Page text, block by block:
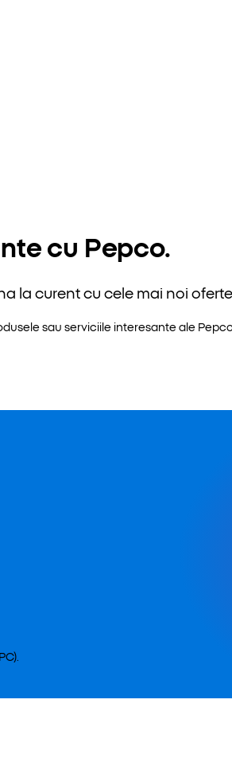
cu Pepco.
la curent cu cele mai noi
sau serviciile interesante ale